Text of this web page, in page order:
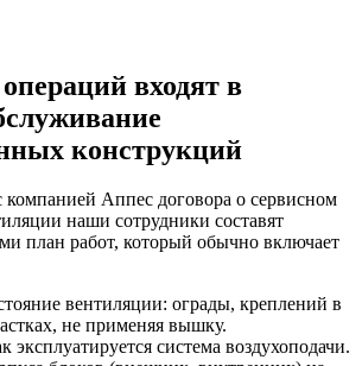
входят в
конструкций
компанией Аппес договора о сервисном
наши сотрудники составят
план работ, который обычно включает
вентиляции: ограды, креплений в
не применяя вышку.
эксплуатируется система воздухоподачи.